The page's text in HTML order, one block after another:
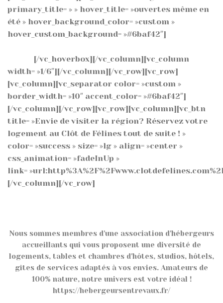
primary_title= » » hover_title= »ouvertes même en
été » hover_background_color= »custom »
hover_custom_background= »#6baf42″]
[/vc_hoverbox][/vc_column][vc_column
width= »1/6″][/vc_column][/vc_row][vc_row]
[vc_column][vc_separator color= »custom »
border_width= »10″ accent_color= »#6baf42″]
[/vc_column][/vc_row][vc_row][vc_column][vc_btn
title= »Envie de visiter la région? Réservez votre
logement au Clôt de Félines tout de suite ! »
color= »success » size= »lg » align= »center »
css_animation= »fadeInUp »
link=
[/vc_column][/vc_row]
Nous sommes membres d'une association d'hébergeurs
accueillants qui vous proposent une diversité de
logements, tables et chambres d'hôtes, studios, hôtels,
gîtes de services adaptés à vos envies. Amateurs de
100% nature, notre univers est votre idéal !
https://hebergeursentrevaux.fr/